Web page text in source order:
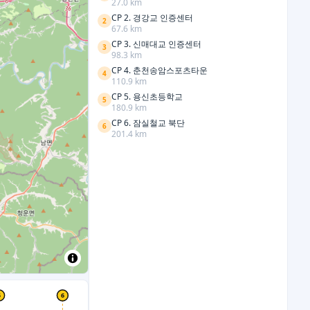
6
27.0 km
2 CP 2. 경강교 인증센터
67.6 km
3 CP 3. 신매대교 인증센터
98.3 km
4 CP 4. 춘천송암스포츠타운
110.9 km
5 CP 5. 용신초등학교
180.9 km
6 CP 6. 잠실철교 북단
201.4 km